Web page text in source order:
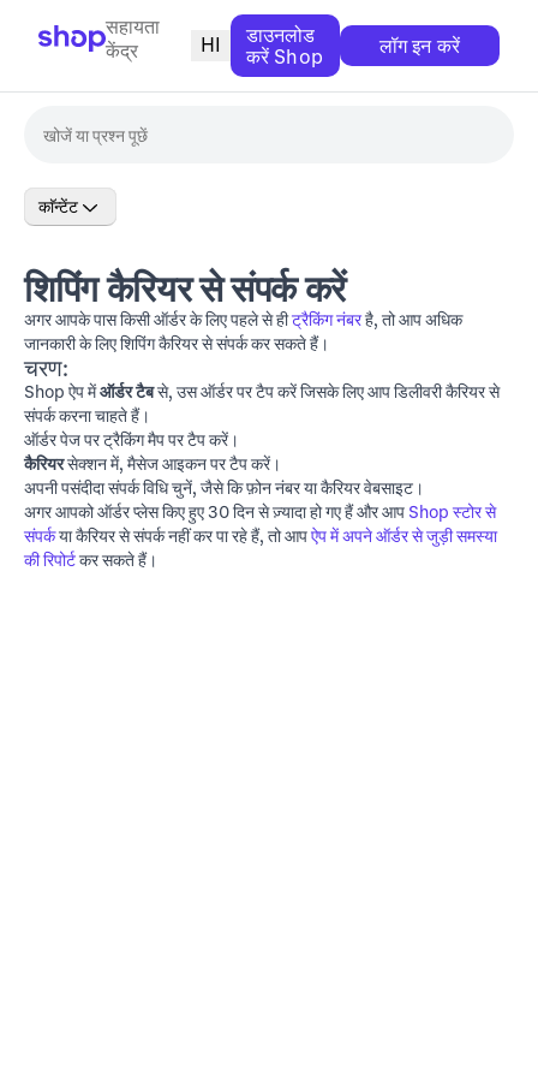
सहायता
केंद्र
HI
डाउनलोड
करें Shop
लॉग इन करें
काॅन्टेंट
शिपिंग कैरियर से संपर्क करें
अगर आपके पास किसी ऑर्डर के लिए पहले से हीट्रैकिंग नंबरहै, तो आप अधिक
जानकारी के लिए शिपिंग कैरियर से संपर्क कर सकते हैं।
चरण:
Shop ऐप मेंऑर्डर टैबसे, उस ऑर्डर पर टैप करें जिसके लिए आप डिलीवरी कैरियर से
संपर्क करना चाहते हैं।
ऑर्डर पेज पर ट्रैकिंग मैप पर टैप करें।
कैरियरसेक्शन में, मैसेज आइकन पर टैप करें।
अपनी पसंदीदा संपर्क विधि चुनें, जैसे कि फ़ोन नंबर या कैरियर वेबसाइट।
अगर आपको ऑर्डर प्लेस किए हुए 30 दिन से ज़्यादा हो गए हैं और आप Shop स्टोर से
संपर्कया कैरियर से संपर्क नहीं कर पा रहे हैं, तो आपऐप में अपने ऑर्डर से जुड़ी समस्या
की रिपोर्टकर सकते हैं।